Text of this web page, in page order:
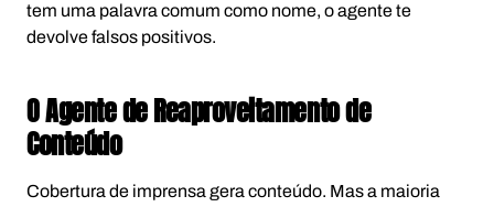
tem uma palavra comum como nome, o agente te
devolve falsos positivos.
O Agente de Reaproveitamento de
Conteúdo
Cobertura de imprensa gera conteúdo. Mas a maioria